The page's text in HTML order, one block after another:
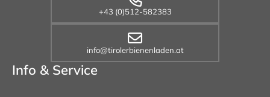
+43 (0)512-582383
info@tirolerbienenladen.at
Info & Service